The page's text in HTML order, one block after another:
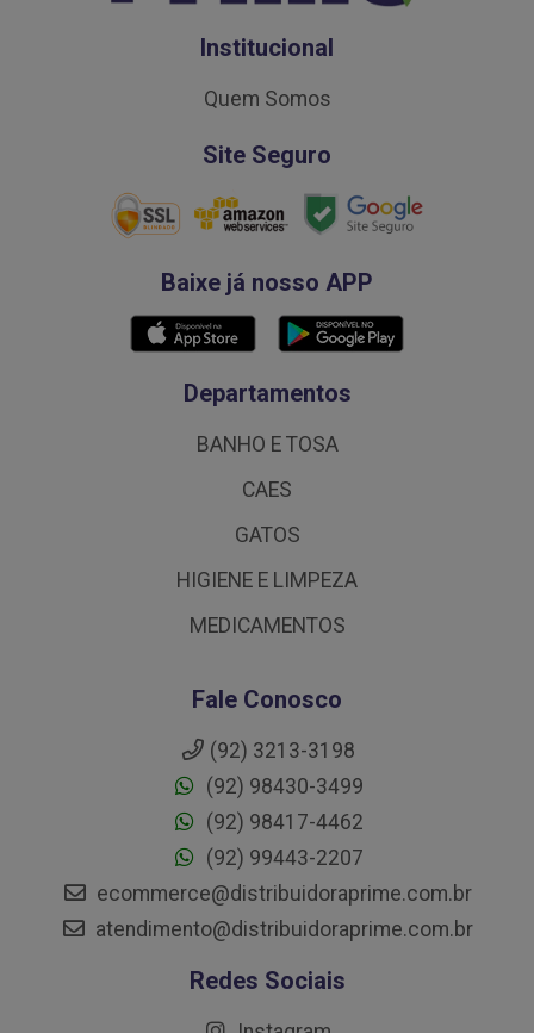
Institucional
Quem Somos
Site Seguro
Baixe já nosso APP
Departamentos
BANHO E TOSA
CAES
GATOS
HIGIENE E LIMPEZA
MEDICAMENTOS
Fale Conosco
(92) 3213-3198
(92) 98430-3499
(92) 98417-4462
(92) 99443-2207
ecommerce@distribuidoraprime.com.br
atendimento@distribuidoraprime.com.br
Redes Sociais